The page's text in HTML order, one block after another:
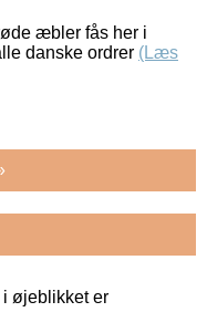
æbler fås her i
danske ordrer (Læs
øjeblikket er